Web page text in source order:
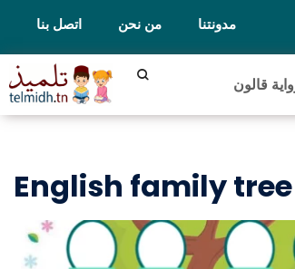
اتصل بنا من نحن مدونتنا
قالون
English family tree